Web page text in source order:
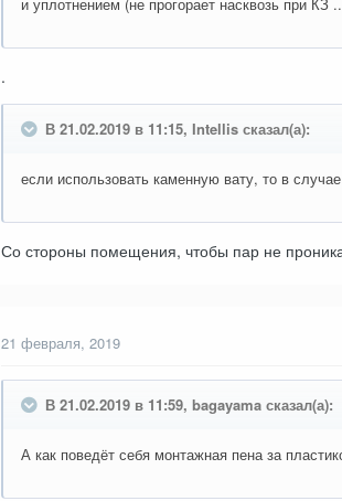
и уплотнением (не прогорает насквозь при КЗ
.
В 21.02.2019 в 11:15, Intellis сказал(а):
если использовать каменную вату, то в
Со стороны помещения, чтобы пар не
21 февраля, 2019
В 21.02.2019 в 11:59, bagayama сказал(а):
А как поведёт себя монтажная пена за